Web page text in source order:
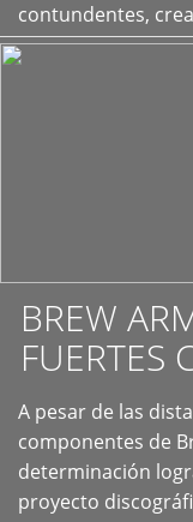
contundentes,
BREW
FUERTES
A pesar de las
componentes de
determinación
proyecto